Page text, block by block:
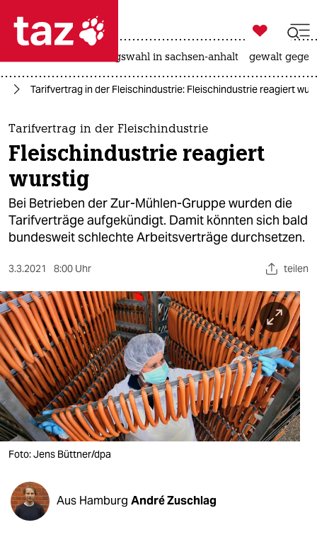
 taz zahl ich
taz zahl ich
themen
politik
öko
gesellschaft
sport
berlin
nord
wahrheit
verlag
verlag
shop
fragen & hilfe

taz zahl ich
landtagswahl in sachsen-anhalt gewalt
Tarifvertrag in der Fleischindustrie: Fleischindustrie reagiert
Tarifvertrag in der Fleischindustrie
Fleischindustrie reagiert
wurstig
Bei Betrieben der Zur-Mühlen-Gruppe wurden die
Tarifverträge aufgekündigt. Damit könnten sich bald
bundesweit schlechte Arbeitsverträge durchsetzen.
3.3.2021 8:00 Uhr teilen
Foto: Jens Büttner/dpa
Aus Hamburg André Zuschlag